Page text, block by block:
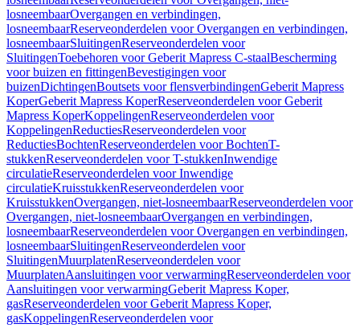
losneembaarOvergangen en verbindingen,
losneembaarReserveonderdelen voor Overgangen en verbindingen,
losneembaarSluitingenReserveonderdelen voor
SluitingenToebehoren voor Geberit Mapress C-staalBescherming
voor buizen en fittingenBevestigingen voor
buizenDichtingenBoutsets voor flensverbindingenGeberit Mapress
KoperGeberit Mapress KoperReserveonderdelen voor Geberit
Mapress KoperKoppelingenReserveonderdelen voor
KoppelingenReductiesReserveonderdelen voor
ReductiesBochtenReserveonderdelen voor BochtenT-
stukkenReserveonderdelen voor T-stukkenInwendige
circulatieReserveonderdelen voor Inwendige
circulatieKruisstukkenReserveonderdelen voor
KruisstukkenOvergangen, niet-losneembaarReserveonderdelen voor
Overgangen, niet-losneembaarOvergangen en verbindingen,
losneembaarReserveonderdelen voor Overgangen en verbindingen,
losneembaarSluitingenReserveonderdelen voor
SluitingenMuurplatenReserveonderdelen voor
MuurplatenAansluitingen voor verwarmingReserveonderdelen voor
Aansluitingen voor verwarmingGeberit Mapress Koper,
gasReserveonderdelen voor Geberit Mapress Koper,
gasKoppelingenReserveonderdelen voor